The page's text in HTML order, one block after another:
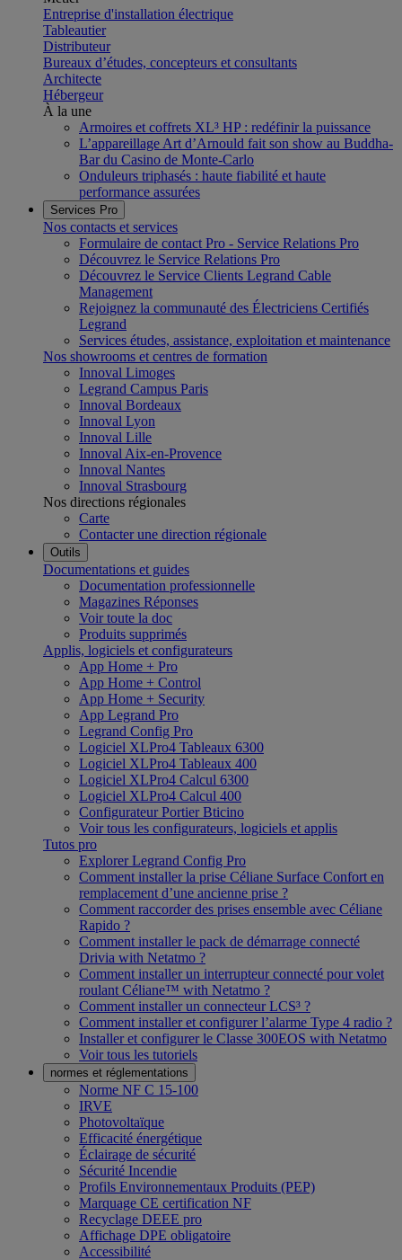
Entreprise d'installation électrique
Tableautier
Distributeur
Bureaux d’études, concepteurs et consultants
Architecte
Hébergeur
À la une
Armoires et coffrets XL³ HP : redéfinir la puissance
L’appareillage Art d’Arnould fait son show au Buddha-
Bar du Casino de Monte-Carlo
Onduleurs triphasés : haute fiabilité et haute
performance assurées
Services Pro
Nos contacts et services
Formulaire de contact Pro - Service Relations Pro
Découvrez le Service Relations Pro
Découvrez le Service Clients Legrand Cable
Management
Rejoignez la communauté des Électriciens Certifiés
Legrand
Services études, assistance, exploitation et maintenance
Nos showrooms et centres de formation
Innoval Limoges
Legrand Campus Paris
Innoval Bordeaux
Innoval Lyon
Innoval Lille
Innoval Aix-en-Provence
Innoval Nantes
Innoval Strasbourg
Nos directions régionales
Carte
Contacter une direction régionale
Outils
Documentations et guides
Documentation professionnelle
Magazines Réponses
Voir toute la doc
Produits supprimés
Applis, logiciels et configurateurs
App Home + Pro
App Home + Control
App Home + Security
App Legrand Pro
Legrand Config Pro
Logiciel XLPro4 Tableaux 6300
Logiciel XLPro4 Tableaux 400
Logiciel XLPro4 Calcul 6300
Logiciel XLPro4 Calcul 400
Configurateur Portier Bticino
Voir tous les configurateurs, logiciels et applis
Tutos pro
Explorer Legrand Config Pro
Comment installer la prise Céliane Surface Confort en
remplacement d’une ancienne prise ?
Comment raccorder des prises ensemble avec Céliane
Rapido ?
Comment installer le pack de démarrage connecté
Drivia with Netatmo ?
Comment installer un interrupteur connecté pour volet
roulant Céliane™ with Netatmo ?
Comment installer un connecteur LCS³ ?
Comment installer et configurer l’alarme Type 4 radio ?
Installer et configurer le Classe 300EOS with Netatmo
Voir tous les tutoriels
normes et réglementations
Norme NF C 15-100
IRVE
Photovoltaïque
Efficacité énergétique
Éclairage de sécurité
Sécurité Incendie
Profils Environnementaux Produits (PEP)
Marquage CE certification NF
Recyclage DEEE pro
Affichage DPE obligatoire
Accessibilité